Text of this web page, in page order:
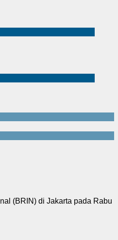
(BRIN) di Jakarta pada Rabu